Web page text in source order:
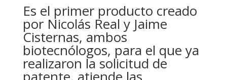
Es el primer producto creado
por Nicolás Real y Jaime
Cisternas, ambos
biotecnólogos, para el que ya
realizaron la solicitud de